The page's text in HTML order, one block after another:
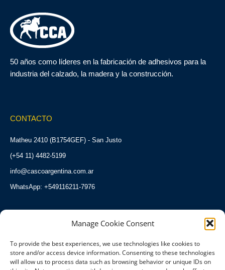
Manage Cookie Consent
To provide the best experiences, we use technologies like cookies to
store and/or access device information. Consenting to these technologies
will allow us to process data such as browsing behavior or unique IDs on
50 años como líderes en la fabricación de adhesivos para la
industria del calzado, la madera y la construcción.
CONTACTO
Matheu 2410 (B1754GEF) - San Justo
(+54 11) 4482-5199
info@cascoargentina.com.ar
WhatsApp: +549116211-7976
Lunes a Viernes:
08:00 a 17:00 hs.